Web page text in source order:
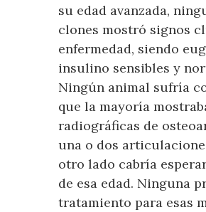
su edad avanzada,
clones mostró signos
enfermedad, siendo
insulino sensibles y
Ningún animal sufría
que la mayoría
radiográficas de
una o dos
otro lado cabría
de esa edad. Ninguna
tratamiento para esas